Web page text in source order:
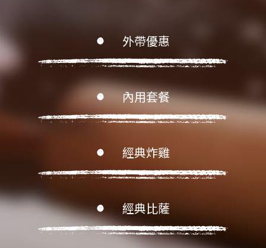
外帶優惠
內用套餐
經典炸雞
經典比薩